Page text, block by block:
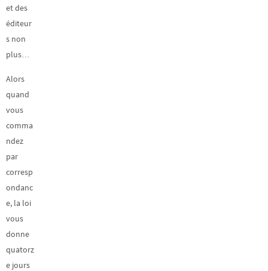
et des
éditeur
s non
plus…
Alors
quand
vous
comma
ndez
par
corresp
ondanc
e, la loi
vous
donne
quatorz
e jours